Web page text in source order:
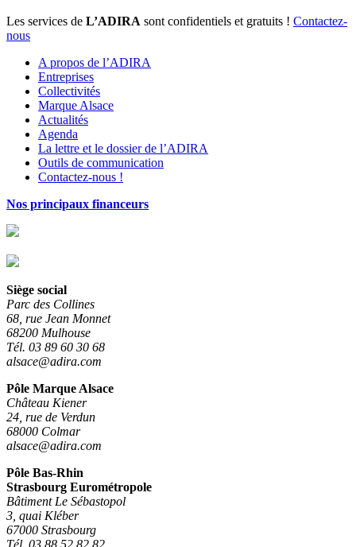
Les services de L’ADIRA sont confidentiels et gratuits ! Contactez-
nous
A propos de l’ADIRA
Entreprises
Collectivités
Marque Alsace
Actualités
Agenda
La lettre et le dossier de l’ADIRA
Outils de communication
Contactez-nous !
Nos principaux financeurs
Siège social
Parc des Collines
68, rue Jean Monnet
68200 Mulhouse
Tél. 03 89 60 30 68
alsace@adira.com
Pôle Marque Alsace
Château Kiener
24, rue de Verdun
68000 Colmar
alsace@adira.com
Pôle Bas-Rhin
Strasbourg Eurométropole
Bâtiment Le Sébastopol
3, quai Kléber
67000 Strasbourg